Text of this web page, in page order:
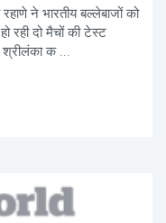
ने भारतीय बल्लेबाजों को
दो मैचों की टेस्ट
क ...